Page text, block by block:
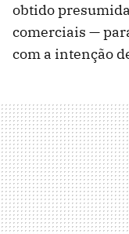
obtido
comerciais —
com a intenção